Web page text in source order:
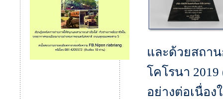
และด้วยสถา
โคโรนา
อย่างต่อเนื่อ